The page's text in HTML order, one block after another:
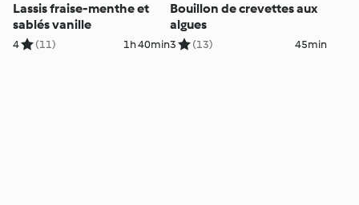
Lassis fraise-menthe et
sablés vanille
4 (11) 1h 40min
Bouillon de crevettes aux
algues
3 (13) 45min